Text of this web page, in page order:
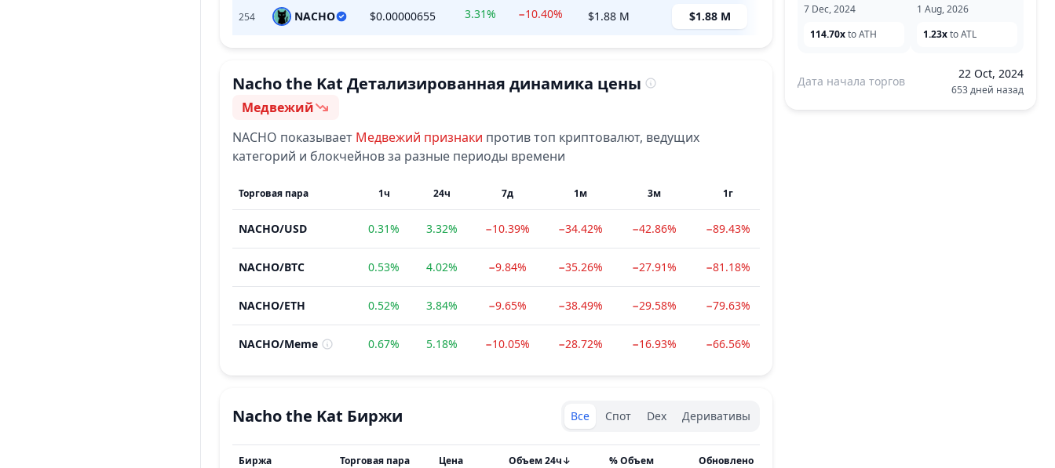
254 NACHO $0.00000655 3.31% −10.40% $1.88 M $1.88 M
Nacho the Kat Детализированная динамика цены
Настроение
Медвежий
NACHO показывает Медвежий признаки против топ криптовалют, ведущих
категорий и блокчейнов за разные периоды времени
Торговая пара 1ч 24ч 7д 1м 3м 1г
NACHO/USD 0.31% 3.32% −10.39% −34.42% −42.86% −89.43%
NACHO/BTC 0.53% 4.02% −9.84% −35.26% −27.91% −81.18%
NACHO/ETH 0.52% 3.84% −9.65% −38.49% −29.58% −79.63%
NACHO/Meme 0.67% 5.18% −10.05% −28.72% −16.93% −66.56%
7 Dec, 2024
114.70xto ATH
1 Aug, 2026
1.23xto ATL
Дата начала торгов
22 Oct, 2024
653 дней назад
Nacho the Kat Биржи Exchanges type
Все Спот Dex Деривативы
Биржа Торговая пара Цена ↓
Объем 24ч % Объем Обновлено